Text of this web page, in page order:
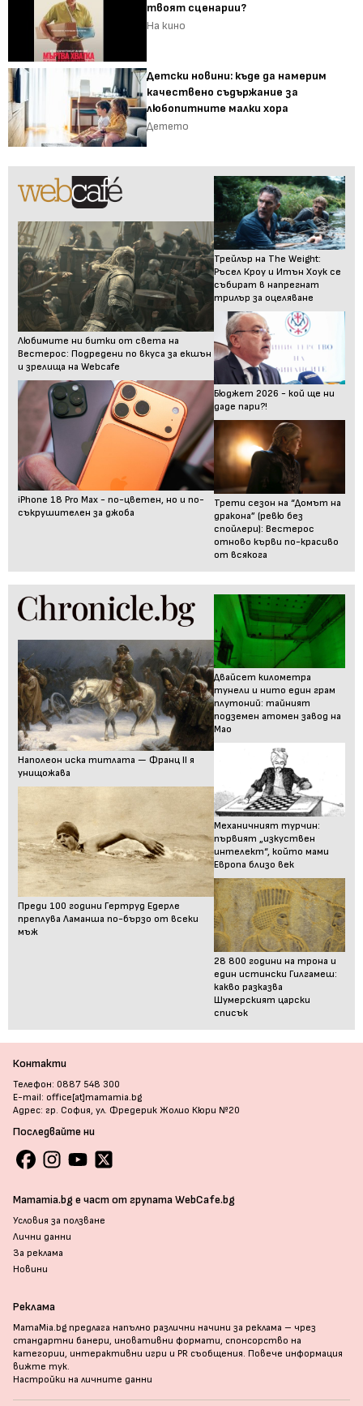
твоят сценарии?
На кино
Детски новини: къде да намерим
качествено съдържание за
любопитните малки хора
Детето
Любимите ни битки от света на
Вестерос: Подредени по вкуса за екшън
и зрелища на Webcafe
iPhone 18 Pro Max - по-цветен, но и по-
съкрушителен за джоба
Трейлър на The Weight:
Ръсел Кроу и Итън Хоук се
събират в напрегнат
трилър за оцеляване
Бюджет 2026 - кой ще ни
даде пари?!
Трети сезон на “Домът на
дракона” (ревю без
спойлери): Вестерос
отново кърви по-красиво
от всякога
Наполеон иска титлата — Франц II я
унищожава
Преди 100 години Гертруд Едерле
преплува Ламанша по-бързо от всеки
мъж
Двайсет километра
тунели и нито един грам
плутоний: тайният
подземен атомен завод на
Мао
Механичният турчин:
първият „изкуствен
интелект“, който мами
Европа близо век
28 800 години на трона и
един истински Гилгамеш:
какво разказва
Шумерският царски
списък
Контакти
Телефон: 0887 548 300
E-mail: office[at]mamamia.bg
Адрес: гр. София, ул. Фредерик Жолио Кюри №20
Последвайте ни
Mamamia.bg е част от групата WebCafe.bg
Условия за ползване
Лични данни
За реклама
Новини
Реклама
MamaMia.bg предлага напълно различни начини за реклама – чрез
стандартни банери, иновативни формати, спонсорство на
категории, интерактивни игри и PR съобщения. Повече информация
вижте тук.
Настройки на личните данни